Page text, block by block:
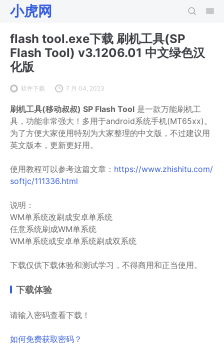
小虎网
flash tool.exe下载 刷机工具(SP
Flash Tool) v3.1206.01 中文绿色汉
化版
软件下载 7 月 04, 2023
刷机工具(移动叔叔) SP Flash Tool 是一款万能刷机工
具，功能非常强大！多用于android系统手机(MT65xx)。
为了方便大家使用特别为大家整理的中文版，不过建议用
英文版本，更新更好用。
使用教程可以参考这篇文章： https://www.zhishitu.com/
softjc/111336.html
说明：
WM单系统改刷成安卓单系统
任意系统刷成WM单系统
WM单系统或安卓单系统刷成双系统
下载仅供下载体验和测试学习，不得商用和正当使用。
下载体验
请输入密码查看下载！
如何免费获取密码？